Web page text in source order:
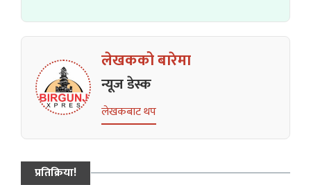
लेखकको बारेमा
न्यूज डेस्क
लेखकबाट थप
प्रतिक्रिया!